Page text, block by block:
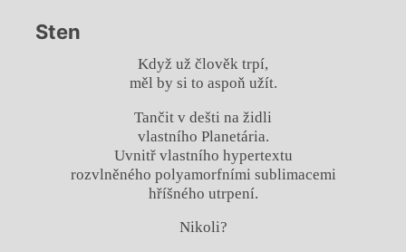
Sten
Když už člověk trpí,
měl by si to aspoň užít.
Tančit v dešti na židli
vlastního Planetária.
Uvnitř vlastního hypertextu
rozvlněného polyamorfními sublimacemi
hříšného utrpení.
Nikoli?